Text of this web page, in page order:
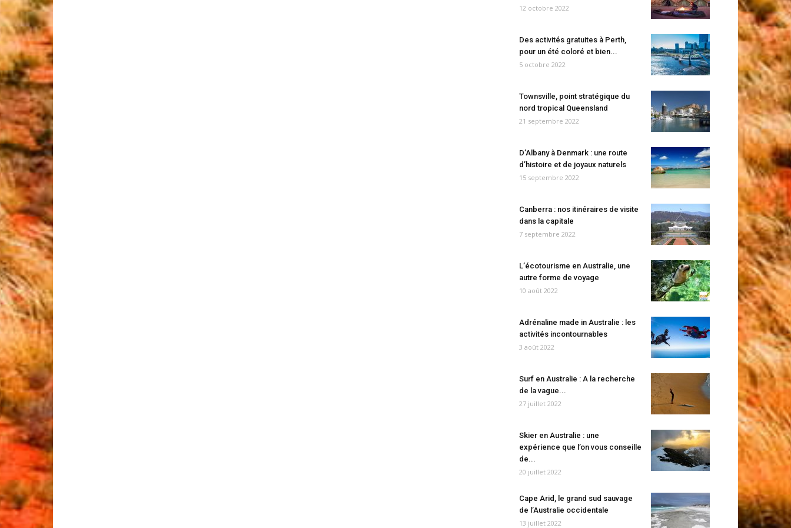
12 octobre 2022
Des activités gratuites à Perth,
pour un été coloré et bien...
5 octobre 2022
Townsville, point stratégique du
nord tropical Queensland
21 septembre 2022
D’Albany à Denmark : une route
d’histoire et de joyaux naturels
15 septembre 2022
Canberra : nos itinéraires de visite
dans la capitale
7 septembre 2022
L’écotourisme en Australie, une
autre forme de voyage
10 août 2022
Adrénaline made in Australie : les
activités incontournables
3 août 2022
Surf en Australie : A la recherche
de la vague...
27 juillet 2022
Skier en Australie : une
expérience que l’on vous conseille
de...
20 juillet 2022
Cape Arid, le grand sud sauvage
de l’Australie occidentale
13 juillet 2022